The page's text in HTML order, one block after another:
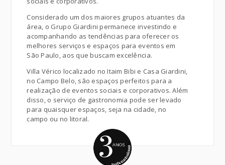
Considerado um dos maiores grupos atuantes da
área, o Grupo Giardini permanece investindo e
acompanhando as tendências para oferecer os
melhores serviços e espaços para eventos em
São Paulo, aos que buscam excelência.
Villa Vérico localizado no Itaim Bibi e Casa Giardini,
no Campo Belo, são espaços perfeitos para a
realização de eventos sociais e corporativos. Além
disso, o serviço de gastronomia pode ser levado
para quaisquer espaços, seja na cidade, no
campo ou no litoral.